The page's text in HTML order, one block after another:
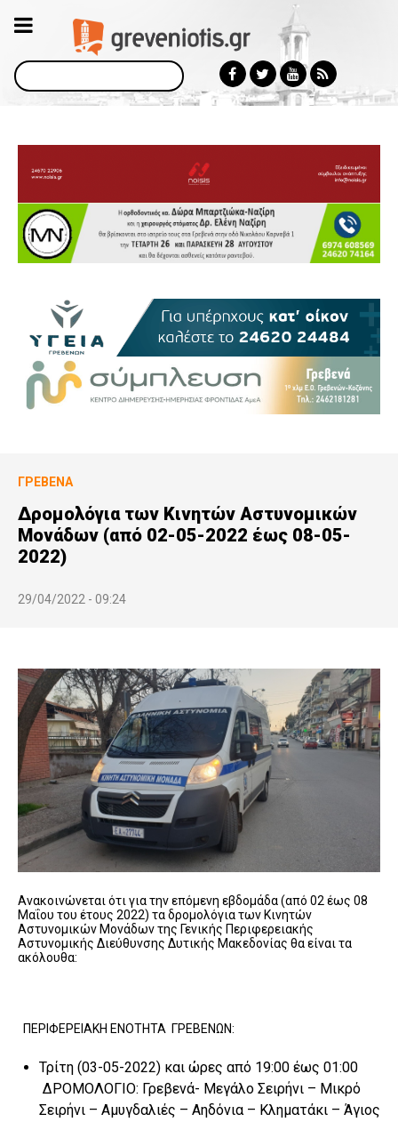
Αναζήτηση
ΓΡΕΒΕΝΆ
Δρομολόγια των Κινητών Αστυνομικών
Μονάδων (από 02-05-2022 έως 08-05-
2022)
29/04/2022 - 09:24
Ανακοινώνεται ότι για την επόμενη εβδομάδα (από 02 έως 08
Μαΐου του έτους 2022) τα δρομολόγια των Κινητών
Αστυνομικών Μονάδων της Γενικής Περιφερειακής
Αστυνομικής Διεύθυνσης Δυτικής Μακεδονίας θα είναι τα
ακόλουθα:
ΠΕΡΙΦΕΡΕΙΑΚΗ ΕΝΟΤΗΤΑ ΓΡΕΒΕΝΩΝ:
Τρίτη (03-05-2022) και ώρες από 19:00 έως 01:00
ΔΡΟΜΟΛΟΓΙΟ: Γρεβενά- Μεγάλο Σειρήνι – Μικρό
Σειρήνι – Αμυγδαλιές – Αηδόνια – Κληματάκι – Άγιος